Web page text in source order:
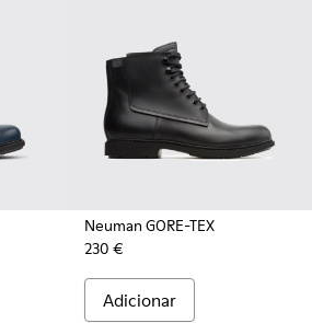
Neuman GORE-TEX
230 €
Adicionar